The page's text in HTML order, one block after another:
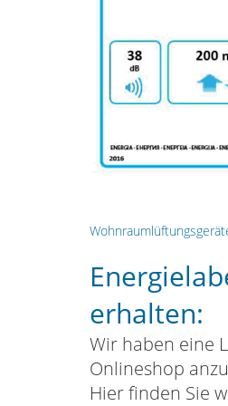
erhalten:
Wir haben eine
Onlineshop
Hier finden Sie